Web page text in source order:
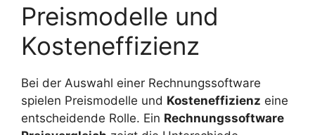
Preismodelle und
Kosteneffizienz
Bei der Auswahl einer Rechnungssoftware
spielen Preismodelle und Kosteneffizienz eine
entscheidende Rolle. Ein Rechnungssoftware